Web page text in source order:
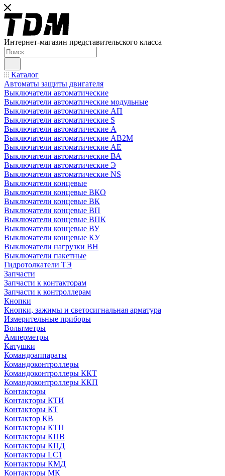
Интернет-магазин представительского класса
Каталог
Автоматы защиты двигателя
Выключатели автоматические
Выключатели автоматические модульные
Выключатели автоматические АП
Выключатели автоматические S
Выключатели автоматические А
Выключатели автоматические АВ2М
Выключатели автоматические АЕ
Выключатели автоматические ВА
Выключатели автоматические Э
Выключатели автоматические NS
Выключатели концевые
Выключатели концевые ВКО
Выключатели концевые ВК
Выключатели концевые ВП
Выключатели концевые ВПК
Выключатели концевые ВУ
Выключатели концевые КУ
Выключатели нагрузки ВН
Выключатели пакетные
Гидротолкатели ТЭ
Запчасти
Запчасти к контакторам
Запчасти к контроллерам
Кнопки
Кнопки, зажимы и светосигнальная арматура
Измерительные приборы
Вольтметры
Амперметры
Катушки
Командоаппараты
Командоконтроллеры
Командоконтроллеры ККТ
Командоконтроллеры ККП
Контакторы
Контакторы КТИ
Контакторы КТ
Контактор КВ
Контакторы КТП
Контакторы КПВ
Контакторы КПД
Контакторы LC1
Контакторы КМД
Контакторы МК